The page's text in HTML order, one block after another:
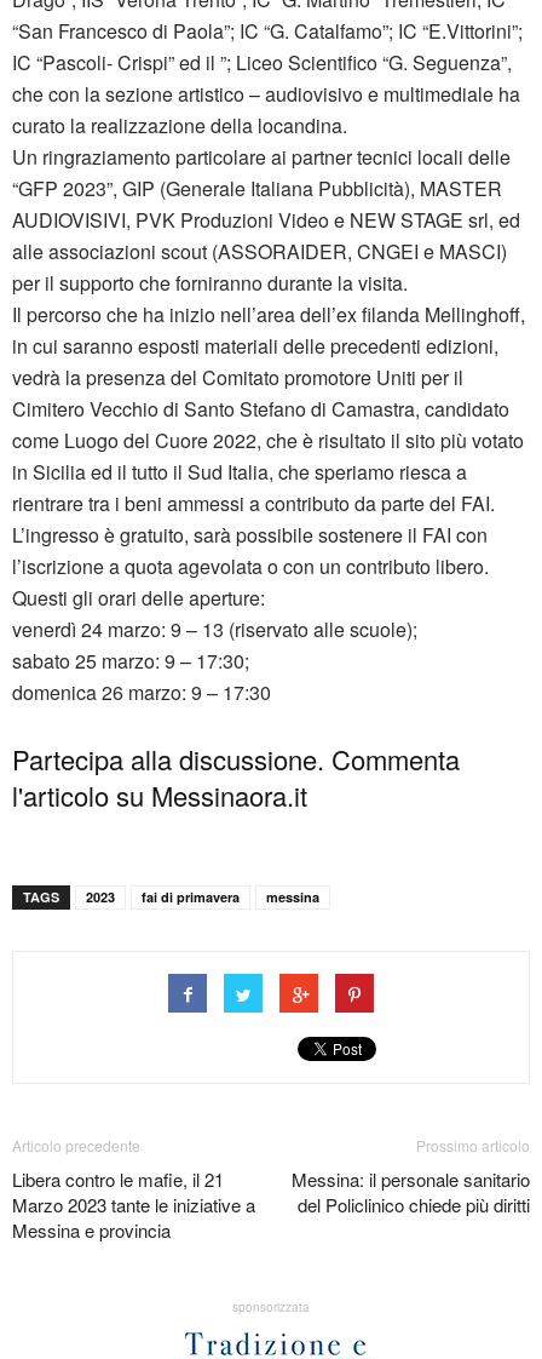
“San Francesco di Paola”; IC “G. Catalfamo”; IC “E.Vittorini”;
IC “Pascoli- Crispi” ed il ”; Liceo Scientifico “G. Seguenza”,
che con la sezione artistico – audiovisivo e multimediale ha
curato la realizzazione della locandina.
Un ringraziamento particolare ai partner tecnici locali delle
“GFP 2023”, GIP (Generale Italiana Pubblicità), MASTER
AUDIOVISIVI, PVK Produzioni Video e NEW STAGE srl, ed
alle associazioni scout (ASSORAIDER, CNGEI e MASCI)
per il supporto che forniranno durante la visita.
Il percorso che ha inizio nell’area dell’ex filanda Mellinghoff,
in cui saranno esposti materiali delle precedenti edizioni,
vedrà la presenza del Comitato promotore Uniti per il
Cimitero Vecchio di Santo Stefano di Camastra, candidato
come Luogo del Cuore 2022, che è risultato il sito più votato
in Sicilia ed il tutto il Sud Italia, che speriamo riesca a
rientrare tra i beni ammessi a contributo da parte del FAI.
L’ingresso è gratuito, sarà possibile sostenere il FAI con
l’iscrizione a quota agevolata o con un contributo libero.
Questi gli orari delle aperture:
venerdì 24 marzo: 9 – 13 (riservato alle scuole);
sabato 25 marzo: 9 – 17:30;
domenica 26 marzo: 9 – 17:30
Partecipa alla discussione. Commenta
l'articolo su Messinaora.it
TAGS 2023 fai di primavera messina
Articolo precedente
Libera contro le mafie, il 21
Marzo 2023 tante le iniziative a
Messina e provincia
Prossimo articolo
Messina: il personale sanitario
del Policlinico chiede più diritti
sponsorizzata